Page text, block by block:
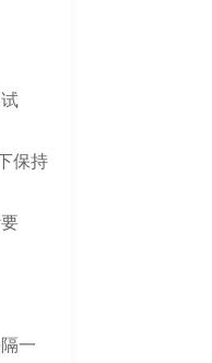
保持
一